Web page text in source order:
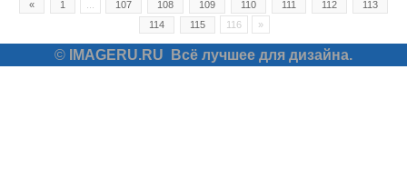
« 1 107 108 109 110 111 112
113
114
115 116 »
© IMAGERU.RU Всё лучшее для дизайна.